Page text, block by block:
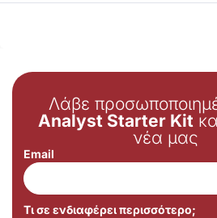
Λάβε
Analyst Starter Kit
νέα μας
Email
Τι σε ενδιαφέρει περισσότερο;